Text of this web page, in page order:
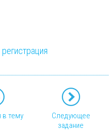
в тему
Следующее
задание